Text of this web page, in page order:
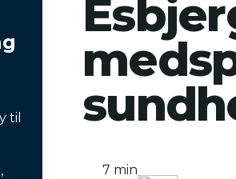
7 min
til